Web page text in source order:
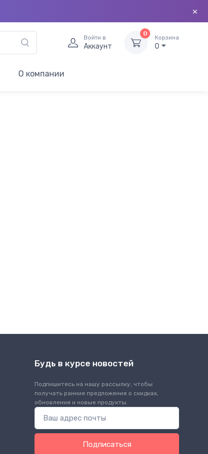
×
Войти в
Аккаунт
0
Корзина
0
О компании
Будь в курсе новостей
Подпишитесь на нашу рассылку, чтобы
получать ранние предложения о скидках,
обновления и новые продукты.
Подписаться